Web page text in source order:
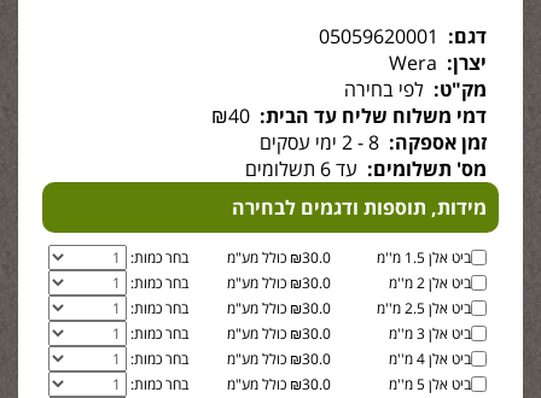
דגם:
יצרן:
מק"ט: לפי בחירה
דמי משלוח שליח עד הבית:
זמן אספקה:
מס' תשלומים: עד 6 תשלומים
מידות, תוספות ודגמים לבחירה
ביט אלן 1.5 מ''מ ₪30.0 כולל מע"מ
בחר כמות:
ביט אלן 2 מ''מ
₪30.0 כולל מע"מ
בחר כמות:
ביט אלן 2.5 מ''מ
₪30.0 כולל מע"מ
בחר כמות:
ביט אלן 3 מ''מ
₪30.0 כולל מע"מ
בחר כמות:
ביט אלן 4 מ''מ
₪30.0 כולל מע"מ
בחר כמות:
ביט אלן 5 מ''מ
₪30.0 כולל מע"מ
בחר כמות: